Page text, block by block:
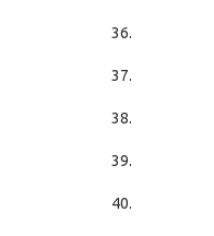
36.
37.
38.
39.
40.